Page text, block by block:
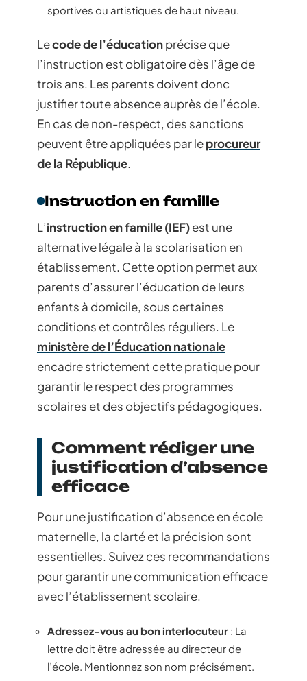
sportives ou artistiques de haut niveau.
Lecode de l’éducationprécise que
l’instruction est obligatoire dès l’âge de
trois ans. Les parents doivent donc
justifier toute absence auprès de l’école.
En cas de non-respect, des sanctions
peuvent être appliquées par leprocureur
de la République.
Instruction en famille
L’instruction en famille (IEF)est une
alternative légale à la scolarisation en
établissement. Cette option permet aux
parents d’assurer l’éducation de leurs
enfants à domicile, sous certaines
conditions et contrôles réguliers. Le
ministère de l’Éducation nationale
encadre strictement cette pratique pour
garantir le respect des programmes
scolaires et des objectifs pédagogiques.
Comment rédiger une
justification d’absence
efficace
Pour une justification d’absence en école
maternelle, la clarté et la précision sont
essentielles. Suivez ces recommandations
pour garantir une communication efficace
avec l’établissement scolaire.
Adressez-vous au bon interlocuteur : La
lettre doit être adressée au directeur de
l’école. Mentionnez son nom précisément.